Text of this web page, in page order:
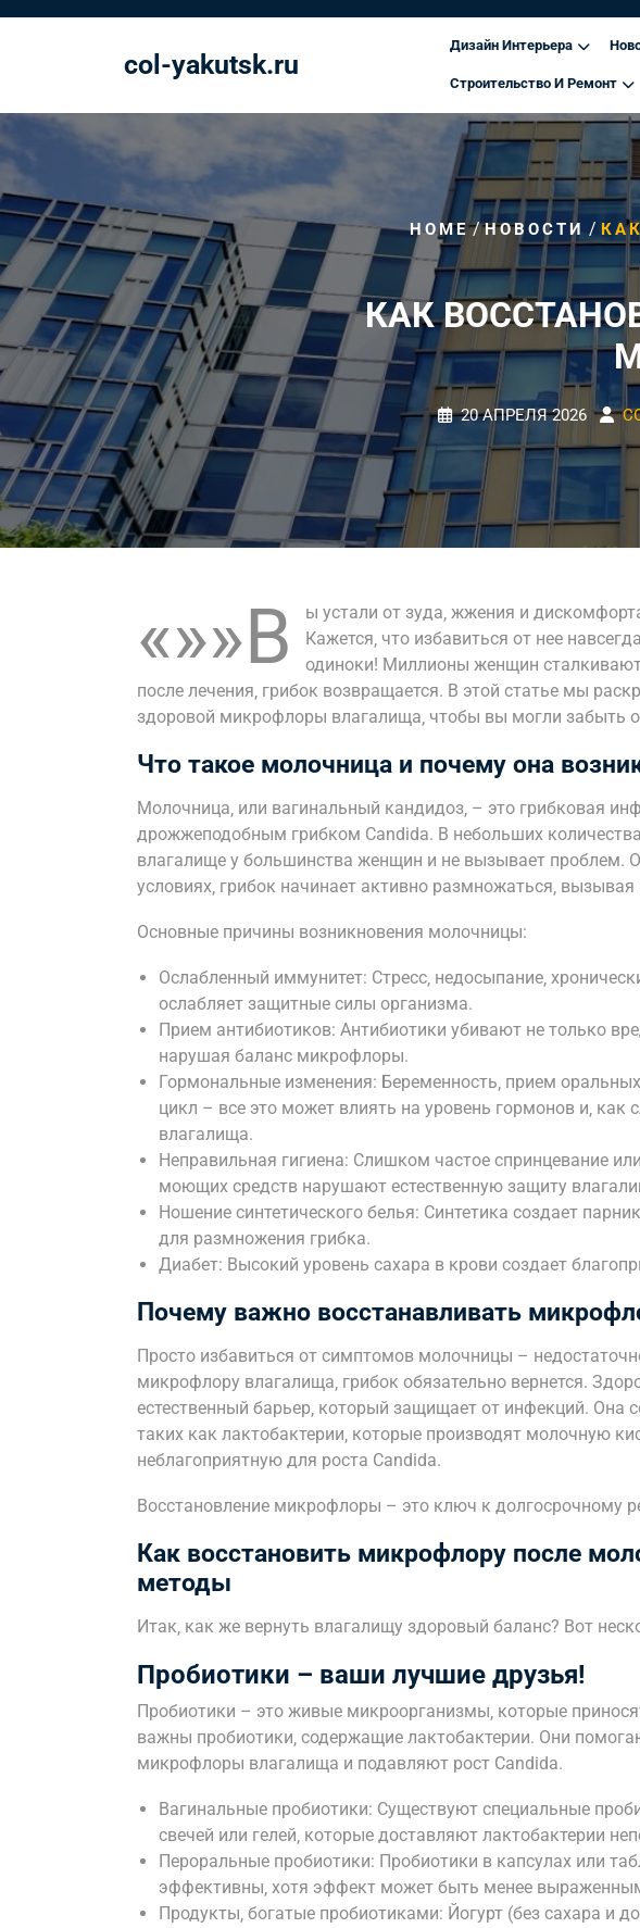
col-yakutsk.ru
Дизайн Интерьера
Строительство И Ремонт
HOME/НОВОСТИ /
КАК
20 АПРЕЛЯ 2026
«»»В
ы устали от зуда‚ жжения и
Кажется‚ что избавиться от нее
одиноки! Миллионы женщин
после лечения‚ грибок возвращается. В этой статье мы
здоровой микрофлоры влагалища‚ чтобы вы могли забыть
Что такое молочница и почему она
Молочница‚ или вагинальный кандидоз‚ – это грибковая
дрожжеподобным грибком Candida. В небольших
влагалище у большинства женщин и не вызывает проблем.
условиях‚ грибок начинает активно размножаться‚ вызывая
Основные причины возникновения молочницы:
Ослабленный иммунитет: Стресс‚ недосыпание‚
ослабляет защитные силы организма.
Прием антибиотиков: Антибиотики убивают не только
нарушая баланс микрофлоры.
Гормональные изменения: Беременность‚ прием
цикл – все это может влиять на уровень гормонов и‚ как
влагалища.
Неправильная гигиена: Слишком частое спринцевание
моющих средств нарушают естественную защиту
Ношение синтетического белья: Синтетика создает
для размножения грибка.
Диабет: Высокий уровень сахара в крови создает
Почему важно восстанавливать
Просто избавиться от симптомов молочницы –
микрофлору влагалища‚ грибок обязательно вернется.
естественный барьер‚ который защищает от инфекций. Она
таких как лактобактерии‚ которые производят молочную
неблагоприятную для роста Candida.
Восстановление микрофлоры – это ключ к долгосрочному
Как восстановить микрофлору после
методы
Итак‚ как же вернуть влагалищу здоровый баланс? Вот
Пробиотики – ваши лучшие друзья!
Пробиотики – это живые микроорганизмы‚ которые
важны пробиотики‚ содержащие лактобактерии. Они
микрофлоры влагалища и подавляют рост Candida.
Вагинальные пробиотики: Существуют специальные
свечей или гелей‚ которые доставляют лактобактерии
Пероральные пробиотики: Пробиотики в капсулах или
эффективны‚ хотя эффект может быть менее
Продукты‚ богатые пробиотиками: Йогурт (без сахара и